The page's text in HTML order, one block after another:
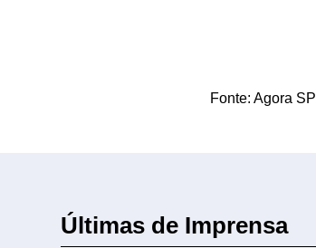
Fonte: Agora SP
Últimas de Imprensa